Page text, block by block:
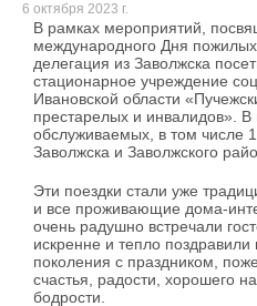
6 октября 2023 г.
В рамках мероприятий,
международного Дня
делегация из Заволжска
стационарное учреждение
Ивановской области
престарелых и инвалидов».
обслуживаемых, в том числе
Заволжска и Заволжского
Эти поездки стали уже
и все проживающие дома-
очень радушно встречали
искренне и тепло
поколения с праздником,
счастья, радости, хорошего
бодрости.